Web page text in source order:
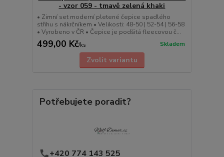
- vzor 059 - tmavě zelená khaki
• Zimní set moderní pletené čepice spadlého
střihu s nákrčníkem • Velikosti: 48-50 | 52-54 | 56-58
• Vyrobeno v ČR • Čepice je podšitá fleecovou č...
499,00 Kč/ks Skladem
Zvolit variantu
Potřebujete poradit?
+420 774 143 525